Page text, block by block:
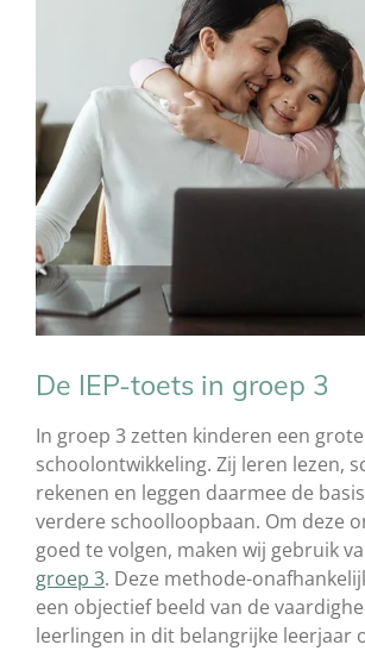
De IEP-toets in groep 3
In groep 3 zetten kinderen een
schoolontwikkeling. Zij leren lezen,
rekenen en leggen daarmee de
verdere schoolloopbaan. Om deze
goed te volgen, maken wij gebruik
groep 3. Deze methode-
een objectief beeld van de
leerlingen in dit belangrijke leerjaar